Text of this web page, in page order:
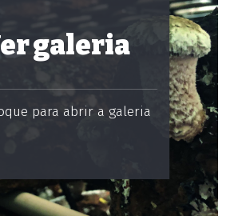
galeria
para abrir a galeria